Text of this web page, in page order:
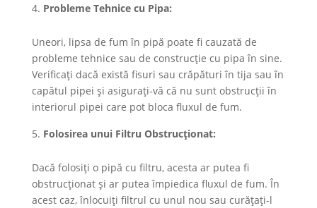
Probleme Tehnice cu Pipa:
Uneori, lipsa de fum în pipă poate fi cauzată de
probleme tehnice sau de construcție cu pipa în sine.
Verificați dacă există fisuri sau crăpături în tija sau în
capătul pipei și asigurați-vă că nu sunt obstrucții în
interiorul pipei care pot bloca fluxul de fum.
Folosirea unui Filtru Obstrucționat:
Dacă folosiți o pipă cu filtru, acesta ar putea fi
obstrucționat și ar putea împiedica fluxul de fum. În
acest caz, înlocuiți filtrul cu unul nou sau curățați-l